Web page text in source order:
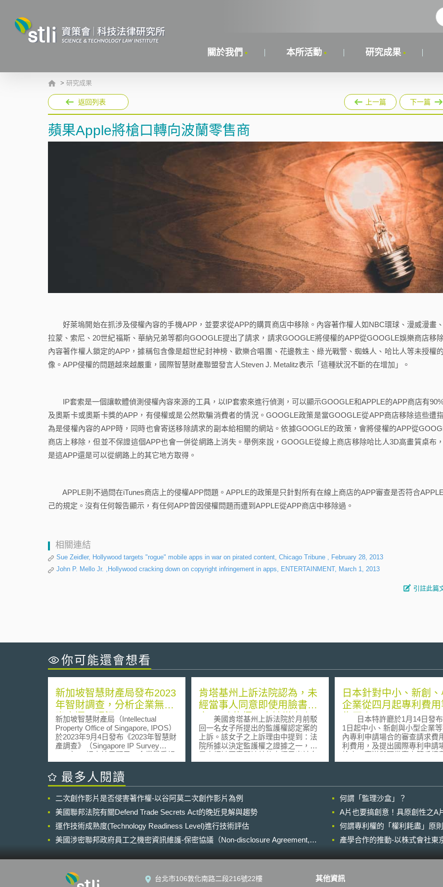
關於我們 本所活動 研究成果
> 研究成果
返回列表 上一篇 下一篇
蘋果Apple將槍口轉向波蘭零售商
好萊塢開始在抓涉及侵權內容的手機APP，並要求從APP的購買商店中移除。內容著作權人如NBC環球、漫威漫畫
拉蒙、索尼、20世紀福斯、華納兄弟等都向GOOGLE提出了請求，請求GOOGLE將侵權的APP從GOOGLE娛樂商店移除
內容著作權人鎖定的APP，據稱包含像是超世紀封神榜、歡樂合唱團、花邊教主、綠光戰警、蜘蛛人、哈比人等未授權
像。APP侵權的問題越來越嚴重，國際智慧財產聯盟發言人Steven J. Metalitz表示「這種狀況不斷的在增加」。
IP套索是一個讓軟體偵測侵權內容來源的工具，以IP套索來進行偵測，可以顯示GOOGLE和APPLE的APP商店有
及奧斯卡或奧斯卡獎的APP，有侵權或是公然欺騙消費者的情況。GOOGLE政策是當GOOGLE從APP商店移除這些遭
為是侵權內容的APP時，同時也會寄送移除請求的副本給相關的網站。依據GOOGLE的政策，會將侵權的APP從
商店上移除，但並不保證這個APP也會一併從網路上消失。舉例來說，GOOGLE從線上商店移除哈比人3D高畫質桌布
是這APP還是可以從網路上的其它地方取得。
APPLE則不過問在iTunes商店上的侵權APP問題。APPLE的政策是只針對所有在線上商店的APP審查是否符合
己的規定。沒有任何報告顯示，有任何APP曾因侵權問題而遭到APPLE從APP商店中移除過。
相關連結
Sue Zeidler, Hollywood targets "rogue" mobile apps in war on pirated content, Chicago Tribune , February 28, 2013
John P. Mello Jr. ,Hollywood cracking down on copyright infringement in apps, ENTERTAINMENT, March 1, 2013
引註此篇
你可能還會想看
新加坡智慧財產局發布2023
年智財調查，分析企業無形
資產運用現況
新加坡智慧財產局（Intellectual
Property Office of Singapore, IPOS）
於2023年9月4日發布《2023年智慧財
產調查》（Singapore IP Survey
2023），調查結果顯示，企業最重視
的智慧財產為品牌、技術/製程、機密
資訊。 為瞭解企業對無形資產
（Intangible Assets, 以下簡稱IA）和
下簡稱IP）的看法和運用現況，以制
定強化企業競爭力之智財政策，新加
坡政府自2021年發布《2030年智慧財
產戰略》（Singapore IP Strategy
2030, SIPS 2030）起，每2年發布一
次智財調查。本次調查於2023年2月
企業，調查結果顯示，企業最重視的
前三種IP類型依序為： 1. 有35%的企
業表示擁有強大品牌（strong brand）
肯塔基州上訴法院認為，未
經當事人同意即使用臉書上
之tag功能標示出該當事人，
並無違法
美國肯塔基州上訴法院於月前駁
回一名女子所提出的監護權認定案的
上訴。該女子之上訴理由中提到：法
院所據以決定監護權之證據之一，乃
是未經她同意即被其他人標示出該女
子姓名，並放在臉書(Facebook)上供
先取得該女子之同意後才能對之攝
相，並上傳至臉書或其他網站；此外
亦無任何法律規定其他人不得將該女
子之姓名標示(tag)於這些照片上。
暫撇開其他法律不談，此一案件
引人思考之與個人資料保護相關之處
部分，亦即，如本案發生在日後個人
法第51條第1項(註1)之排除規定是否
日本針對中小、新創、
企業從四月起專利費用
為原來1/3
日本特許廳於1月14日發布
1日起中小、新創與小型企業
內專利申請場合的審查請求費
利費用，及提出國際專利申請
檢索、寄送與預備審查等手續
降為原先的三分之一。減輕的
的對象包括符合下列四類資格
象： 1.小規模之個人事業主（員工20
人以下；貿易業或服務業在5
2.事業開始後未滿10年之個人事
3.小規模之企業法人（員工20
下；貿易業或服務業在5人以
以下之法人 第三、第四類
情況。 減輕的內容包括國內申
最多人閱讀
二次創作影片是否侵害著作權-以谷阿莫二次創作影片為例
何謂「監理沙盒」？
美國聯邦法院有關Defend Trade Secrets Act的晚近見解與趨勢
A片也要搞創意！具原創性之A
運作技術成熟度(Technology Readiness Level)進行技術評估
何謂專利權的「權利耗盡」原
美國涉密聯邦政府員工之機密資訊維護-保密協議（Non-disclosure Agreement,
產學合作的推動-以株式會社東
台北市106敦化南路二段216號22樓 其他資訊